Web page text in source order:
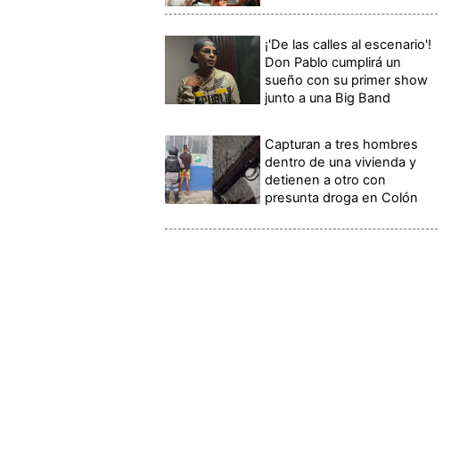
¡'De las calles al escenario'!
Don Pablo cumplirá un
sueño con su primer show
junto a una Big Band
Capturan a tres hombres
dentro de una vivienda y
detienen a otro con
presunta droga en Colón